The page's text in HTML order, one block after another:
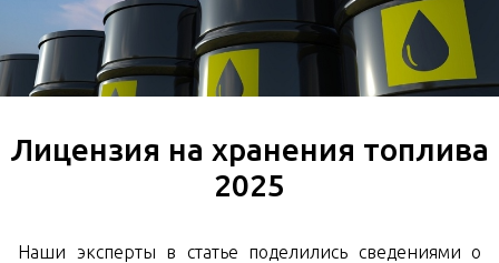
Лицензия на хранения топлива
2025
Наши эксперты в статье поделились сведениями о